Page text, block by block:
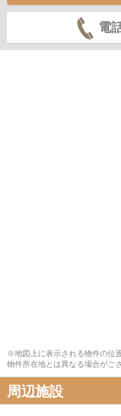
電
※地図上に表示される物件の位
物件所在地とは異なる場合がご
周辺施設